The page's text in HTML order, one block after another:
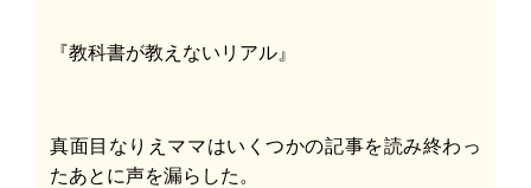
『教科書が教えないリアル』
真面目なりえママはいくつかの記事を読み終わっ
たあとに声を漏らした。